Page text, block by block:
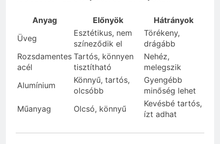
Anyag Előnyök
Hátrányok
Üveg
Esztétikus, nem
színeződik el
Törékeny,
drágább
Rozsdamentes
acél
Tartós, könnyen
tisztítható
Nehéz,
melegszik
Alumínium
Könnyű, tartós,
olcsóbb
Gyengébb
minőség lehet
Műanyag
Olcsó, könnyű
Kevésbé tartós,
ízt adhat